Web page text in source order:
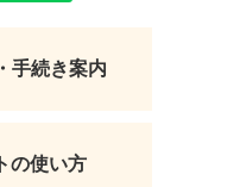
手続き案内
の使い方